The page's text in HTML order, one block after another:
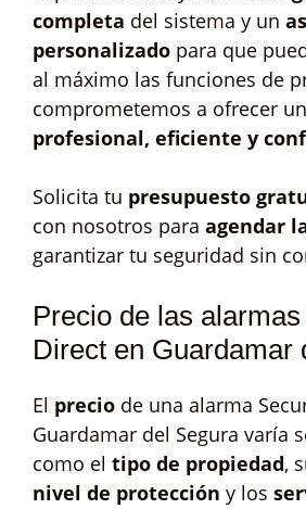
completa del sistema y un
personalizado para que
al máximo las funciones de
comprometemos a ofrecer
profesional, eficiente y
Solicita tu presupuesto
con nosotros para agendar
garantizar tu seguridad sin
Precio de las
Direct en Guardamar
El precio de una alarma
Guardamar del Segura varía
como el tipo de propiedad,
nivel de protección y los